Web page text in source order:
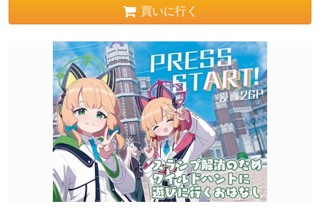
買いに行く